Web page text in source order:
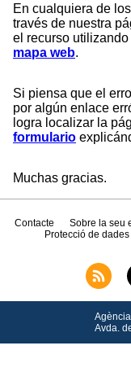
En cualquiera de
través de nuestra
el recurso
mapa web.
Si piensa que el
por algún enlace
logra localizar la
formulario
Muchas gracias.
Contacte Sobre la seu
Protecció de dades
Avda.